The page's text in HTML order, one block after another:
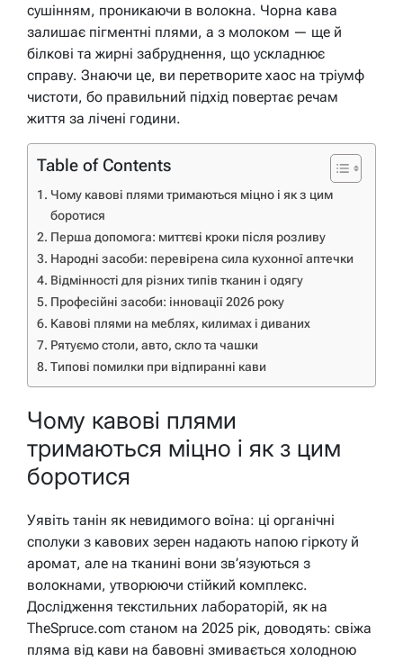
сушінням, проникаючи в волокна. Чорна кава
залишає пігментні плями, а з молоком — ще й
білкові та жирні забруднення, що ускладнює
справу. Знаючи це, ви перетворите хаос на тріумф
чистоти, бо правильний підхід повертає речам
життя за лічені години.
Table of Contents
Чому кавові плями тримаються міцно і як з цим
боротися
Перша допомога: миттєві кроки після розливу
Народні засоби: перевірена сила кухонної аптечки
Відмінності для різних типів тканин і одягу
Професійні засоби: інновації 2026 року
Кавові плями на меблях, килимах і диваних
Рятуємо столи, авто, скло та чашки
Типові помилки при відпиранні кави
Чому кавові плями
тримаються міцно і як з цим
боротися
Уявіть танін як невидимого воїна: ці органічні
сполуки з кавових зерен надають напою гіркоту й
аромат, але на тканині вони зв’язуються з
волокнами, утворюючи стійкий комплекс.
Дослідження текстильних лабораторій, як на
TheSpruce.com станом на 2025 рік, доводять: свіжа
пляма від кави на бавовні змивається холодною